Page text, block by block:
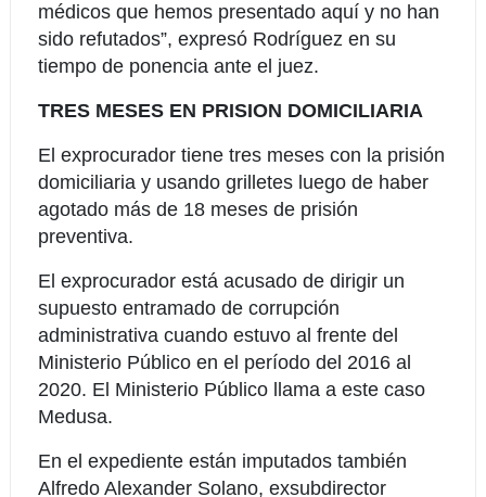
médicos que hemos presentado aquí y no han
sido refutados”, expresó Rodríguez en su
tiempo de ponencia ante el juez.
TRES MESES EN PRISION DOMICILIARIA
El exprocurador tiene tres meses con la prisión
domiciliaria y usando grilletes luego de haber
agotado más de 18 meses de prisión
preventiva.
El exprocurador está acusado de dirigir un
supuesto entramado de corrupción
administrativa cuando estuvo al frente del
Ministerio Público en el período del 2016 al
2020. El Ministerio Público llama a este caso
Medusa.
En el expediente están imputados también
Alfredo Alexander Solano, exsubdirector